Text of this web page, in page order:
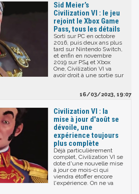
Sid Meier’s
Civilization VI : le jeu
rejoint le Xbox Game
Pass, tous les détails
Sorti sur PC en octobre
2016, puis deux ans plus
tard sur Nintendo Switch,
et enfin en novembre
2019 sur PS4 et Xbox
One, Civilization VI va
avoir droit à une sortie sur
16/03/2023, 19:07
Civilization VI : la
mise à jour d'août se
dévoile, une
expérience toujours
plus complète
Déjà particulièrement
complet, Civilization VI se
dote d'une nouvelle mise
à jour ce mois-ci qui
viendra étoffer encore
l'expérience. On ne va